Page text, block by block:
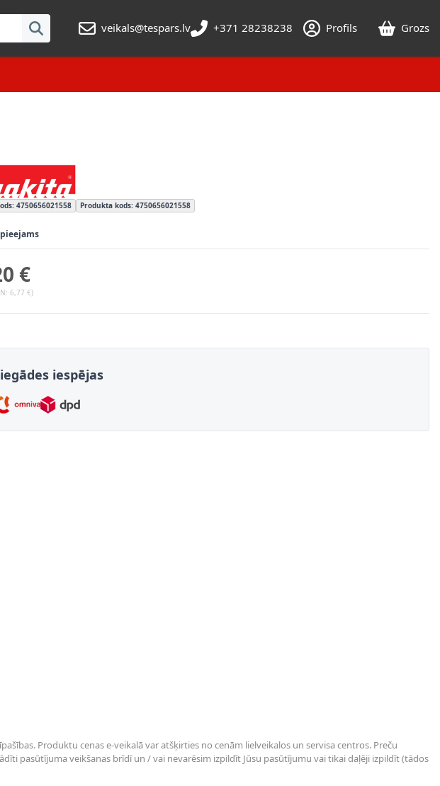
veikals@tespars.lv
+371 28238238 Profils Grozs
4750656021558 Produkta kods: 4750656021558
€
6,77 €)
iespējas
Produktu cenas e-veikalā var atšķirties no cenām lielveikalos un servisa centros. Preču
pasūtījuma veikšanas brīdī un / vai nevarēsim izpildīt Jūsu pasūtījumu vai tikai daļēji izpildīt (tādos